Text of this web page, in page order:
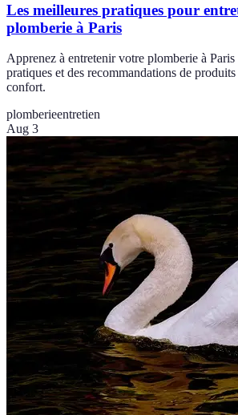
Les meilleures pratiques pour
plomberie à Paris
Apprenez à entretenir votre plomberie à Paris
pratiques et des recommandations de
confort.
plomberieentretien
Aug 3